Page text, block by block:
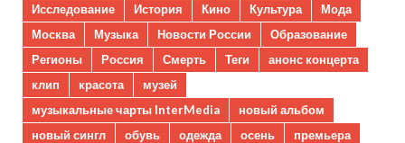
Исследование
История Кино Культура
Мода
Москва
Музыка Новости России
Образование
Регионы
Россия Смерть Теги
анонс концерта
клип
красота
музей
музыкальные чарты InterMedia
новый альбом
новый сингл
обувь одежда осень
премьера